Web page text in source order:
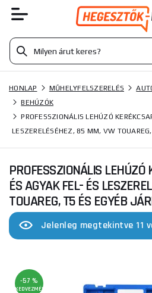
HONLAP MŰHELYFELSZERELÉS
BEHÚZÓK
PROFESSZIONÁLIS LEHÚZÓ
LESZERELÉSÉHEZ, 85 MM, VW
PROFESSZIONÁLIS LEHÚZÓ
ÉS AGYAK FEL- ÉS
TOUAREG, T5 ÉS EGYÉB
Jelenleg megtekintve 11
-57 %
KEDVEZMÉNY